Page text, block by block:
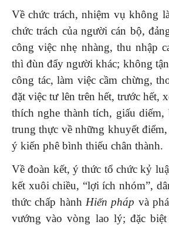
Về chức trách, nhiệm vụ không
chức trách của người cán bộ,
công việc nhẹ nhàng, thu nhập
thì đùn đẩy người khác; không
công tác, làm việc cầm chừng,
đặt việc tư lên trên hết, trước hết,
thích nghe thành tích, giấu diếm,
trung thực về những khuyết
ý kiến phê bình thiếu chân thành.
Về đoàn kết, ý thức tổ chức kỷ
kết xuôi chiều, “lợi ích nhóm”,
thức chấp hành Hiến pháp và
vướng vào vòng lao lý; đặc